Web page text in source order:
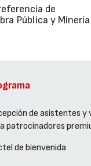
de
Pública y Minería
de asistentes y
patrocinadores
de bienvenida